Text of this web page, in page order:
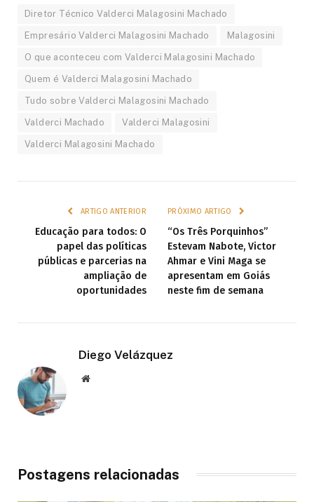
Diretor Técnico Valderci Malagosini Machado
Empresário Valderci Malagosini Machado Malagosini
O que aconteceu com Valderci Malagosini Machado
Quem é Valderci Malagosini Machado
Tudo sobre Valderci Malagosini Machado
Valderci Machado Valderci Malagosini
Valderci Malagosini Machado
ARTIGO ANTERIOR
Educação para todos: O
papel das políticas
públicas e parcerias na
ampliação de
oportunidades
PRÓXIMO ARTIGO
“Os Três Porquinhos”
Estevam Nabote, Victor
Ahmar e Vini Maga se
apresentam em Goiás
neste fim de semana
Diego Velázquez
Website
Postagens relacionadas